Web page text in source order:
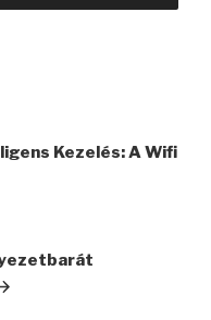
Kezelés: A Wifi